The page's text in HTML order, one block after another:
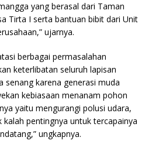
yang berasal dari Taman
Tirta I serta bantuan bibit dari Unit
ujarnya.
berbagai permasalahan
keterlibatan seluruh lapisan
senang karena generasi muda
kebiasaan menanam pohon
yaitu mengurangi polusi udara,
pentingnya untuk tercapainya
ungkapnya.